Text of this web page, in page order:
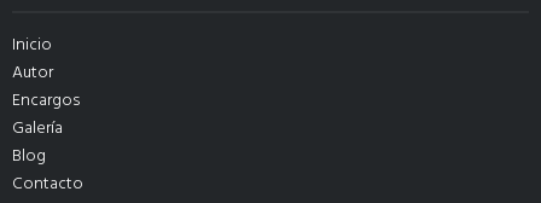
Inicio
Autor
Encargos
Galería
Blog
Contacto